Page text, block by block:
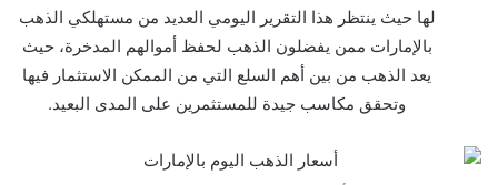
لها حيث ينتظر هذا التقرير اليومي العديد من مستهلكي الذهب
بالإمارات ممن يفضلون الذهب لحفظ أموالهم المدخرة، حيث
يعد الذهب من بين أهم السلع التي من الممكن الاستثمار فيها
وتحقق مكاسب جيدة للمستثمرين على المدى البعيد.